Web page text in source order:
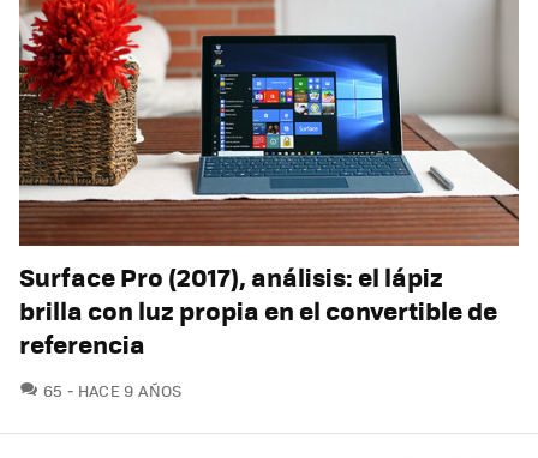
Surface Pro (2017), análisis: el lápiz
brilla con luz propia en el convertible de
referencia
65 COMENTARIOS
HACE 9 AÑOS